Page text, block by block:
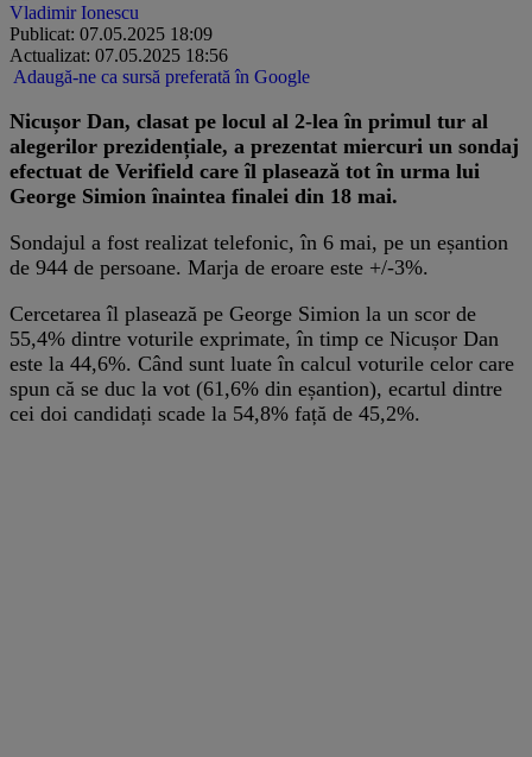
Vladimir Ionescu
Publicat: 07.05.2025 18:09
Actualizat: 07.05.2025 18:56
Adaugă-ne ca sursă preferată în Google
Nicușor Dan, clasat pe locul al 2-lea în primul tur al
alegerilor prezidențiale, a prezentat miercuri un sondaj
efectuat de Verifield care îl plasează tot în urma lui
George Simion înaintea finalei din 18 mai.
Sondajul a fost realizat telefonic, în 6 mai, pe un eșantion
de 944 de persoane. Marja de eroare este +/-3%.
Cercetarea îl plasează pe George Simion la un scor de
55,4% dintre voturile exprimate, în timp ce Nicușor Dan
este la 44,6%. Când sunt luate în calcul voturile celor care
spun că se duc la vot (61,6% din eșantion), ecartul dintre
cei doi candidați scade la 54,8% față de 45,2%.